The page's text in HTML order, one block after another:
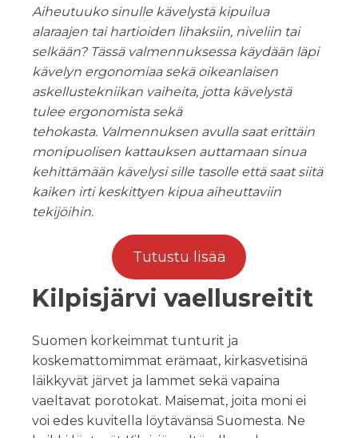
Aiheutuuko sinulle kävelystä kipuilua
alaraajen tai hartioiden lihaksiin, niveliin tai
selkään? Tässä valmennuksessa käydään läpi
kävelyn ergonomiaa sekä oikeanlaisen
askellustekniikan vaiheita, jotta kävelystä
tulee ergonomista sekä
tehokasta. Valmennuksen avulla saat erittäin
monipuolisen kattauksen auttamaan sinua
kehittämään kävelysi sille tasolle että saat siitä
kaiken irti keskittyen kipua aiheuttaviin
tekijöihin.
Tutustu lisää
Kilpisjärvi vaellusreitit
Suomen korkeimmat tunturit ja
koskemattomimmat erämaat, kirkasvetisinä
läikkyvät järvet ja lammet sekä vapaina
vaeltavat porotokat. Maisemat, joita moni ei
voi edes kuvitella löytävänsä Suomesta. Ne